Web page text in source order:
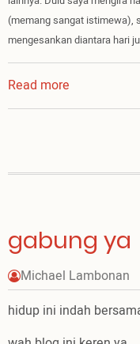
(memang sangat istimewa),
mengesankan diantara hari
Read more
Arti
gabung ya
Michael Lambonan
hidup ini indah